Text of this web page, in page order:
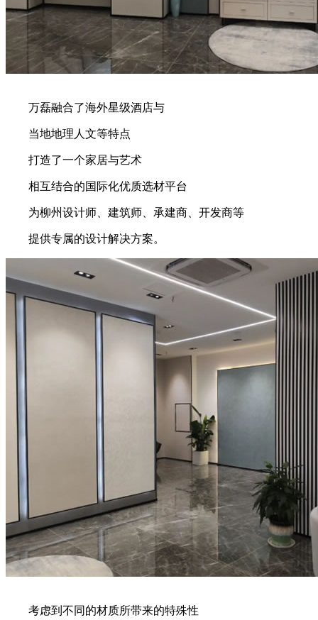
万磊融合了海外星级酒店与
当地地理人文等特点
打造了一个家居与艺术
相互结合的国际化优质选材平台
为柳州设计师、建筑师、承建商、开发商等
提供专属的设计解决方案。
考虑到不同的材质所带来的特殊性